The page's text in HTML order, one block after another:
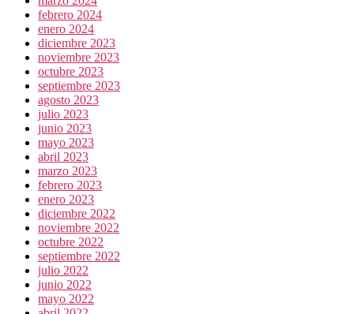
febrero 2024
enero 2024
diciembre 2023
noviembre 2023
octubre 2023
septiembre 2023
agosto 2023
julio 2023
junio 2023
mayo 2023
abril 2023
marzo 2023
febrero 2023
enero 2023
diciembre 2022
noviembre 2022
octubre 2022
septiembre 2022
julio 2022
junio 2022
mayo 2022